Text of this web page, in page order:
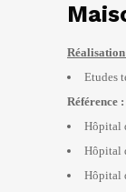
Etudes
Référence :
Hôpital
Hôpital
Hôpital